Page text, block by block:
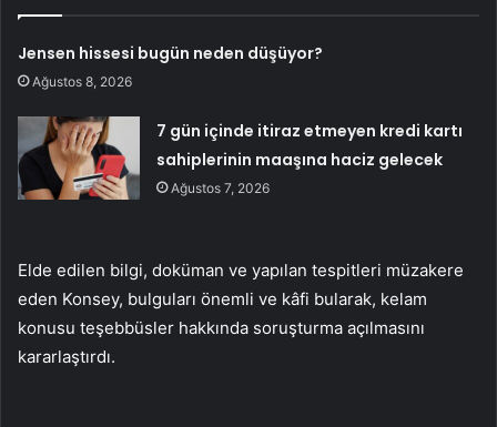
Jensen hissesi bugün neden düşüyor?
Ağustos 8, 2026
7 gün içinde itiraz etmeyen kredi kartı
sahiplerinin maaşına haciz gelecek
Ağustos 7, 2026
Elde edilen bilgi, doküman ve yapılan tespitleri müzakere
eden Konsey, bulguları önemli ve kâfi bularak, kelam
konusu teşebbüsler hakkında soruşturma açılmasını
kararlaştırdı.